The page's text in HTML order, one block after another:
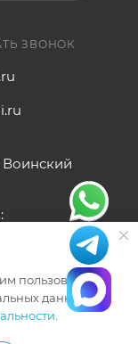
ЗВОНОК
Воинский
ИНН
пользоваться,
данных в